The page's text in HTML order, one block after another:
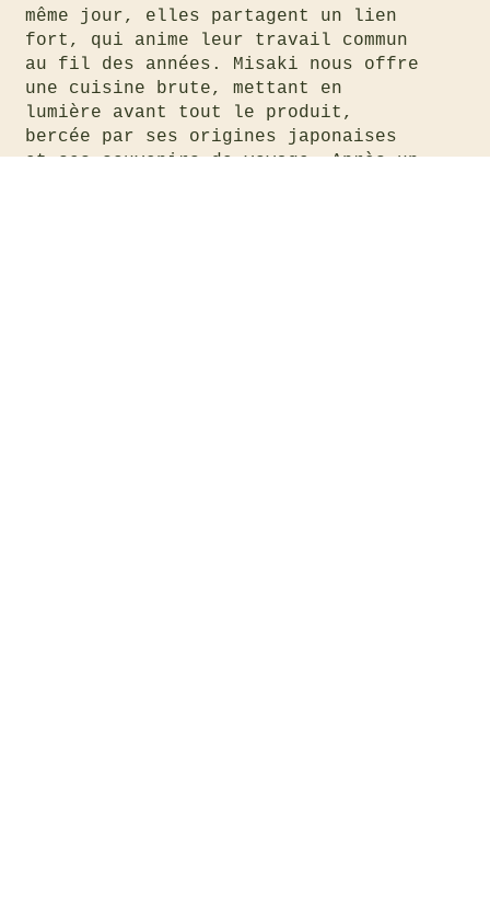
même jour, elles partagent un lien
fort, qui anime leur travail commun
au fil des années. Misaki nous offre
une cuisine brute, mettant en
lumière avant tout le produit,
bercée par ses origines japonaises
et ses souvenirs de voyage. Après un